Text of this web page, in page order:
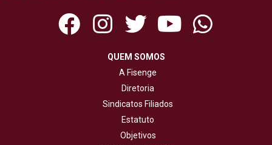
QUEM SOMOS
A Fisenge
Diretoria
Sindicatos Filiados
Estatuto
Objetivos